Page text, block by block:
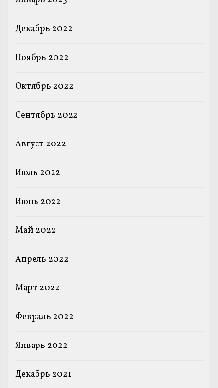
Декабрь 2022
Ноябрь 2022
Октябрь 2022
Сентябрь 2022
Август 2022
Июль 2022
Июнь 2022
Май 2022
Апрель 2022
Март 2022
Февраль 2022
Январь 2022
Декабрь 2021